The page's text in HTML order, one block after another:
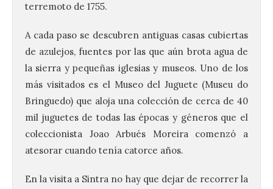
terremoto de 1755.
A cada paso se descubren antiguas casas cubiertas
de azulejos, fuentes por las que aún brota agua de
la sierra y pequeñas iglesias y museos. Uno de los
más visitados es el Museo del Juguete (Museu do
Bringuedo) que aloja una colección de cerca de 40
mil juguetes de todas las épocas y géneros que el
coleccionista Joao Arbués Moreira comenzó a
atesorar cuando tenía catorce años.
En la visita a Sintra no hay que dejar de recorrer la